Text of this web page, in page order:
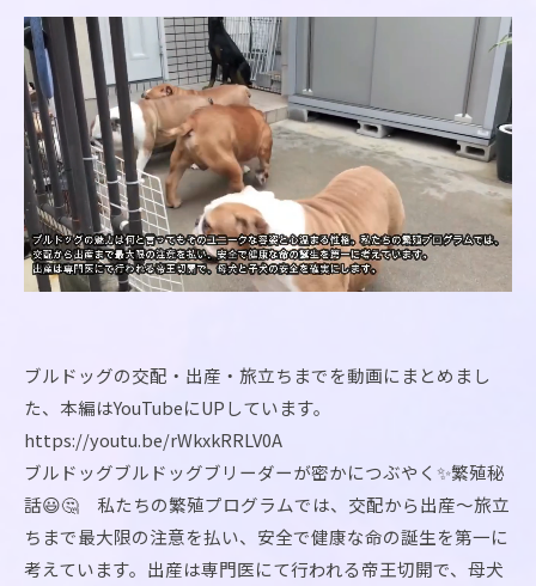
ブルドッグの交配・出産・旅立ちまでを動画にまとめまし
た、本編はYouTubeにUPしています。
https://youtu.be/rWkxkRRLV0A
ブルドッグブルドッグブリーダーが密かにつぶやく✨繁殖秘
話😃🤔 私たちの繁殖プログラムでは、交配から出産～旅立
ちまで最大限の注意を払い、安全で健康な命の誕生を第一に
考えています。出産は専門医にて行われる帝王切開で、母犬